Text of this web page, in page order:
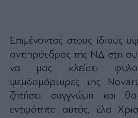
Επιμένοντας στους ίδιους
αντιπρόεδρος της ΝΔ στη
να μας κλείσει
ψευδομάρτυρες της
ζητήσει συγγνώμη και
εντιμότητα αυτός, έλα